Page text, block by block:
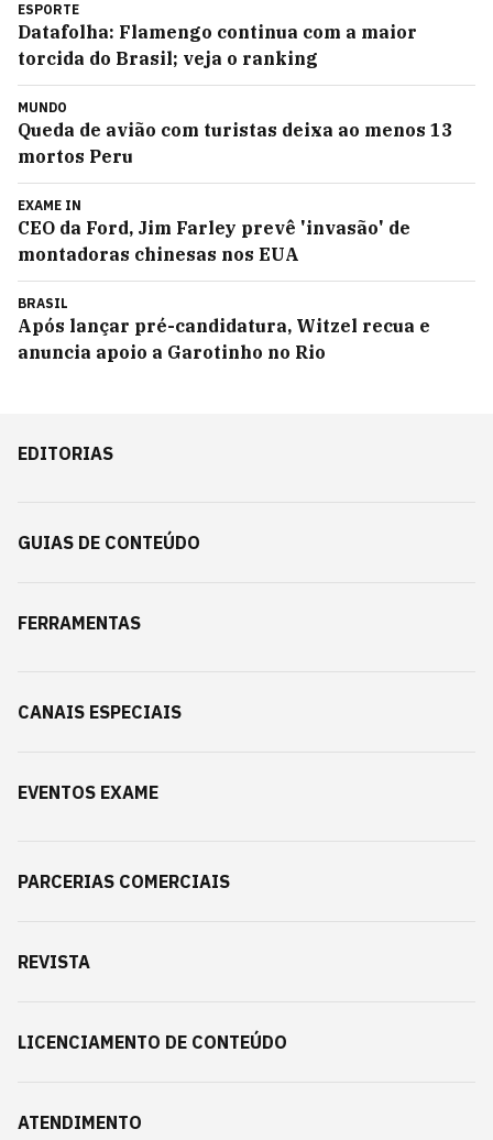
ESPORTE
Datafolha: Flamengo continua com a maior
torcida do Brasil; veja o ranking
MUNDO
Queda de avião com turistas deixa ao menos 13
mortos Peru
EXAME IN
CEO da Ford, Jim Farley prevê 'invasão' de
montadoras chinesas nos EUA
BRASIL
Após lançar pré-candidatura, Witzel recua e
anuncia apoio a Garotinho no Rio
EDITORIAS
GUIAS DE CONTEÚDO
FERRAMENTAS
CANAIS ESPECIAIS
EVENTOS EXAME
PARCERIAS COMERCIAIS
REVISTA
LICENCIAMENTO DE CONTEÚDO
ATENDIMENTO